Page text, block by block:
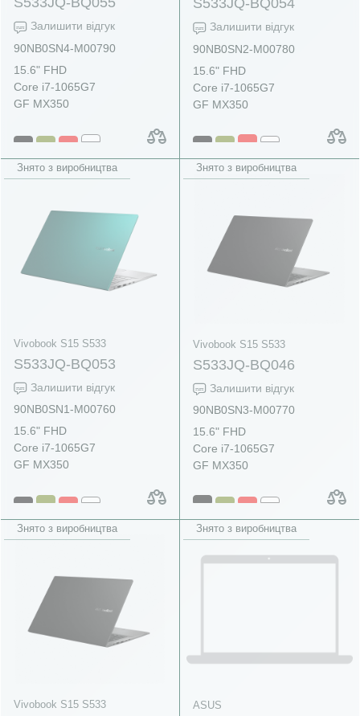
Залишити відгук
90NB0SN4-M00790
15.6" FHD
Core i7-1065G7
GF MX350
S533JQ-BQ054
Залишити відгук
90NB0SN2-M00780
15.6" FHD
Core i7-1065G7
GF MX350
Знято з виробництва
Vivobook S15 S533
S533JQ-BQ053
Залишити відгук
90NB0SN1-M00760
15.6" FHD
Core i7-1065G7
GF MX350
Знято з виробництва
Vivobook S15 S533
S533JQ-BQ046
Залишити відгук
90NB0SN3-M00770
15.6" FHD
Core i7-1065G7
GF MX350
Знято з виробництва
Vivobook S15 S533
Знято з виробництва
ASUS